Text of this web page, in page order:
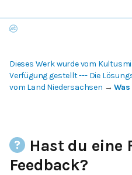
Dieses Werk wurde vom
Verfügung gestellt --- Die
vom Land Niedersachsen →
Hast du eine
Feedback?